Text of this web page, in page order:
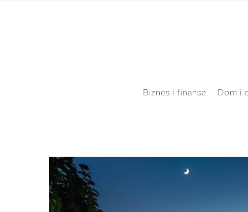
Biznes i finanse Dom i